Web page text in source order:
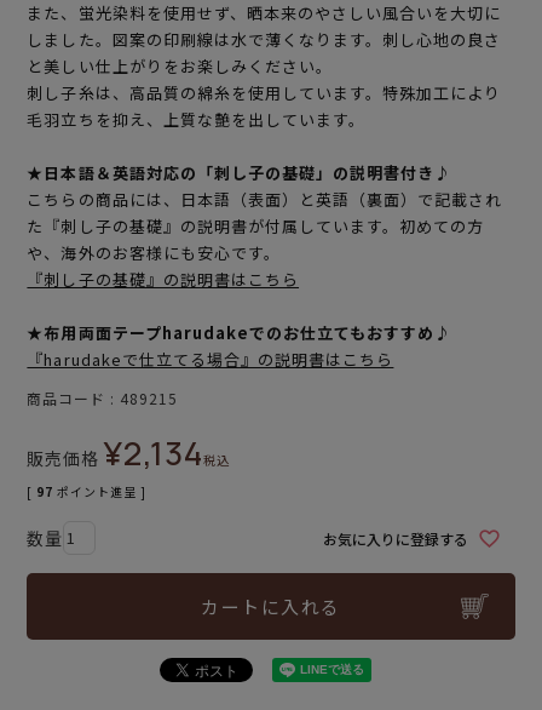
また、蛍光染料を使用せず、晒本来のやさしい風合いを大切に
しました。図案の印刷線は水で薄くなります。刺し心地の良さ
と美しい仕上がりをお楽しみください。
刺し子糸は、高品質の綿糸を使用しています。特殊加工により
毛羽立ちを抑え、上質な艶を出しています。
★日本語＆英語対応の「刺し子の基礎」の説明書付き♪
こちらの商品には、日本語（表面）と英語（裏面）で記載され
た『刺し子の基礎』の説明書が付属しています。初めての方
や、海外のお客様にも安心です。
『刺し子の基礎』の説明書はこちら
★布用両面テープharudakeでのお仕立てもおすすめ♪
『harudakeで仕立てる場合』の説明書はこちら
商品コード 489215
販売価格 ¥2,134税込
[ 97 ポイント進呈 ]
お気に入りに登録する
カートに入れる